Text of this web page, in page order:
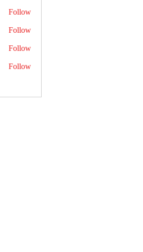
Follow
Follow
Follow
Follow